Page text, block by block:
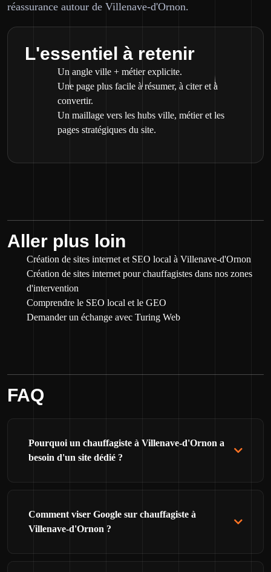
réassurance autour de Villenave-d'Ornon.
L'essentiel à retenir
Un angle ville + métier explicite.
Une page plus facile à résumer, à citer et à
convertir.
Un maillage vers les hubs ville, métier et les
pages stratégiques du site.
Aller plus loin
Création de sites internet et SEO local à Villenave-d'Ornon
Création de sites internet pour chauffagistes dans nos zones
d'intervention
Comprendre le SEO local et le GEO
Demander un échange avec Turing Web
FAQ
Pourquoi un chauffagiste à Villenave-d'Ornon a
besoin d'un site dédié ?
Comment viser Google sur chauffagiste à
Villenave-d'Ornon ?